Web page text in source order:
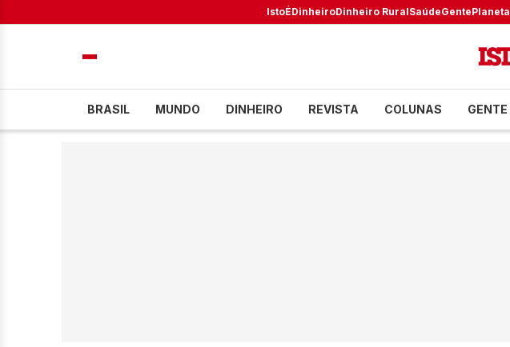
IstoÉDinheiroDinheiro RuralSaúdeGentePlaneta
BRASIL MUNDO DINHEIRO REVISTA COLUNAS GENTE